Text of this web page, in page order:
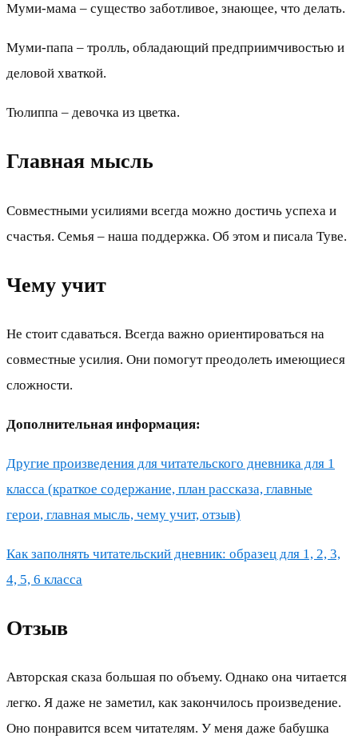
Муми-мама – существо заботливое, знающее, что делать.
Муми-папа – тролль, обладающий предприимчивостью и
деловой хваткой.
Тюлиппа – девочка из цветка.
Главная мысль
Совместными усилиями всегда можно достичь успеха и
счастья. Семья – наша поддержка. Об этом и писала Туве.
Чему учит
Не стоит сдаваться. Всегда важно ориентироваться на
совместные усилия. Они помогут преодолеть имеющиеся
сложности.
Дополнительная информация:
Другие произведения для читательского дневника для 1
класса (краткое содержание, план рассказа, главные
герои, главная мысль, чему учит, отзыв)
Как заполнять читательский дневник: образец для 1, 2, 3,
4, 5, 6 класса
Отзыв
Авторская сказа большая по объему. Однако она читается
легко. Я даже не заметил, как закончилось произведение.
Оно понравится всем читателям. У меня даже бабушка